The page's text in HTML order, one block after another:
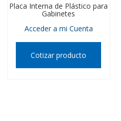
Placa Interna de Plástico para
Gabinetes
Acceder a mi Cuenta
Cotizar producto